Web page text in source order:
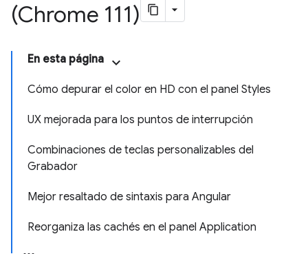
(Chrome 111)
En esta página
Cómo depurar el color en HD con el panel Styles
UX mejorada para los puntos de interrupción
Combinaciones de teclas personalizables del
Grabador
Mejor resaltado de sintaxis para Angular
Reorganiza las cachés en el panel Application